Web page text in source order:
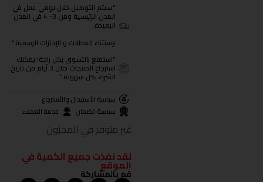
"سيتم التوصيل خلال يومي عمل في
المدن الرئيسية ومن 3- 4 في المدن
البعيدة.
بإستثناء العطلات و الإجازات الرسمية."
"استمتع بالتسوق بكل راحة! يمكنك
استرجاع المنتجات خلال 3 أيام من تاريخ
الشراء بكل سهولة."
سياسة الأستبدال والأسترجاع
سياسة الضمان
خدمة العملاء
غير متوفر في المخزون
لقد نفذت جميع الكمية في
الموقع
قم بالمشاركة